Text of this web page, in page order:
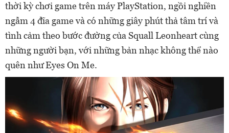
thời kỳ chơi game trên máy PlayStation, ngồi nghiền
ngẫm 4 đĩa game và có những giây phút thả tâm trí và
tình cảm theo bước đường của Squall Leonheart cùng
những người bạn, với những bản nhạc không thể nào
quên như Eyes On Me.